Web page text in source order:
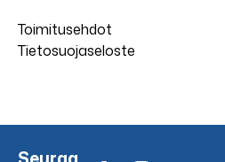
Toimitusehdot
Tietosuojaseloste